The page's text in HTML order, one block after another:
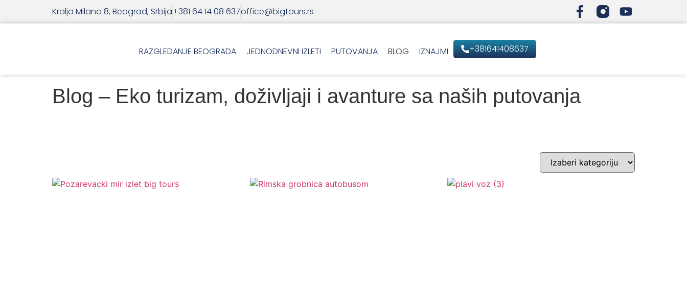
Kralja Milana 8, Beograd, Srbija+381 64 14 08 637office@bigtours.rs
RAZGLEDANJE BEOGRADA JEDNODNEVNI IZLETI PUTOVANJA BLOG IZNAJMI +381641408637
Blog – Eko turizam, doživljaji i avanture sa naših putovanja